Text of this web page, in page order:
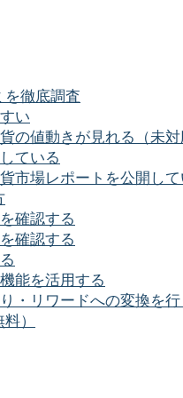
を徹底調査
い
の値動きが見れる（未対
ている
市場レポートを公開して
確認する
確認する
能を活用する
・リワードへの変換を行
）